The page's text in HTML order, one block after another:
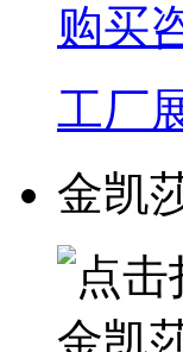
购买
工厂
金凯